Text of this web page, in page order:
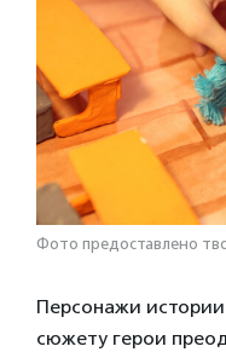
Фото предоставлено
Персонажи
сюжету герои